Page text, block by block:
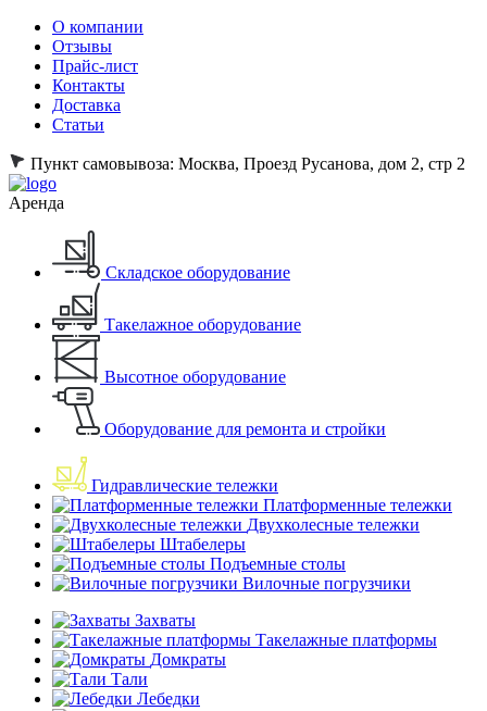
О компании
Отзывы
Прайс-лист
Контакты
Доставка
Статьи
Пункт самовывоза: Москва, Проезд Русанова, дом 2, стр 2
Аренда
Складское оборудование
Такелажное оборудование
Высотное оборудование
Оборудование для ремонта и стройки
Гидравлические тележки
Платформенные тележки
Двухколесные тележки
Штабелеры
Подъемные столы
Вилочные погрузчики
Захваты
Такелажные платформы
Домкраты
Тали
Лебедки